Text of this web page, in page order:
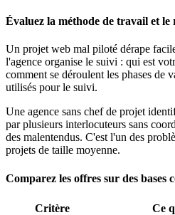
Évaluez la méthode de travail et
Un projet web mal piloté dérape
l'agence organise le suivi : qui est
comment se déroulent les phases de
utilisés pour le suivi.
Une agence sans chef de projet
par plusieurs interlocuteurs sans
des malentendus. C'est l'un des
projets de taille moyenne.
Comparez les offres sur des bases
Critère
Ce